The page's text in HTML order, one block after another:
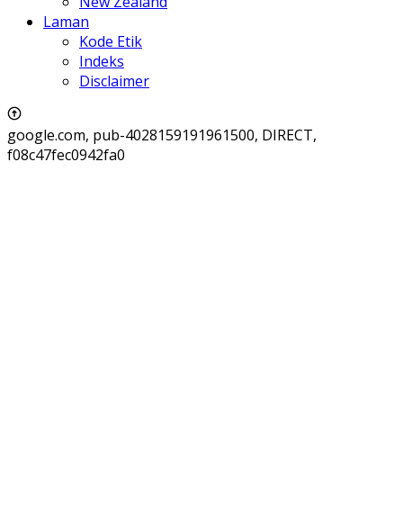
Laman
Kode Etik
Indeks
Disclaimer
google.com, pub-4028159191961500, DIRECT,
f08c47fec0942fa0